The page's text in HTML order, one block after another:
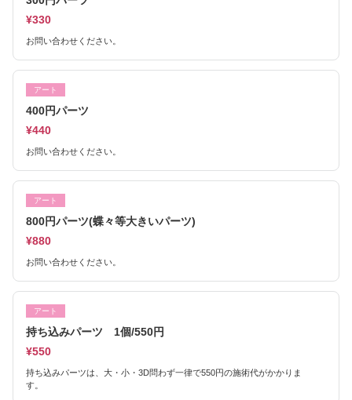
¥330
お問い合わせください。
アート
400円パーツ
¥440
お問い合わせください。
アート
800円パーツ(蝶々等大きいパーツ)
¥880
お問い合わせください。
アート
持ち込みパーツ 1個/550円
¥550
持ち込みパーツは、大・小・3D問わず一律で550円の施術代がかかりま
す。